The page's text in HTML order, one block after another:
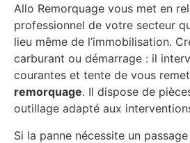
Allo Remorquage vous met en
professionnel de votre secteur
lieu même de l’immobilisation.
carburant ou démarrage : il
courantes et tente de vous
remorquage. Il dispose de
outillage adapté aux
Si la panne nécessite un